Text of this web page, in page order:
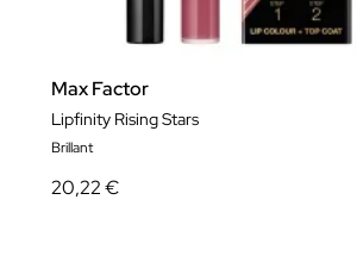
Max Factor
Lipfinity Rising Stars
Brillant
20,22 €